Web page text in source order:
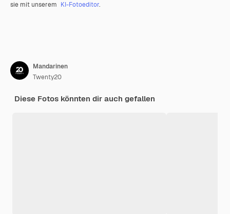
sie mit unserem KI-Fotoeditor.
Mandarinen
Twenty20
Diese Fotos könnten dir auch gefallen